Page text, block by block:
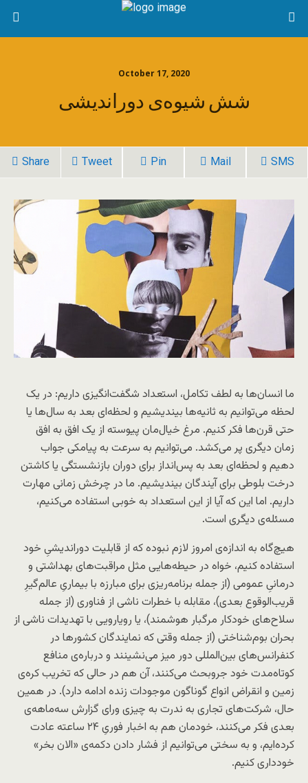
October 17, 2020
شش شیوه‌ی دوراندیشی
Share Tweet Pin Mail SMS
ما انسان‌ها به لطف تکامل، استعداد شگفت‌انگیزی داریم: در یک
لحظه می‌توانیم به ثانیه‌ها بیندیشیم و لحظه‌ای بعد به سال‌ها یا
حتی قرن‌ها فکر کنیم. مرغ خیال‌مان پیوسته از یک افق به افق
زمان دیگری پر می‌کشد. می‌توانیم به سرعت به پیامکی جواب
دهیم و لحظه‌ای بعد به پس‌انداز برای دوران بازنشستگی یا کاشتن
درخت بلوطی برای آیندگان بیندیشیم. ما در چرخش زمانی مهارت
داریم. اما این که آیا از این استعداد به خوبی استفاده می‌کنیم،
مسئله‌ی دیگری است.
هیچ‌گاه به اندازه‌ی امروز لازم نبوده که از قابلیت دوراندیشیِ خود
استفاده کنیم، خواه در حیطه‌هایی مثل مراقبت‌های بهداشتی و
درمانیِ عمومی (از جمله برنامه‌ریزی برای مبارزه با بیماریِ عالم‌گیرِ
قریب‌الوقوع بعدی)، مقابله با خطرات ناشی از فناوری (از جمله
سلاح‌های خودکار مرگبار هوشمند)، یا رویارویی با تهدیدات ناشی از
بحران بوم‌شناختی (از جمله وقتی که نمایندگان کشورها در
کنفرانس‌های بین‌المللی دور میز می‌نشینند و درباره‌ی منافع
کوتاه‌مدت خود جروبحث می‌کنند، آن هم در حالی که تخریب کره‌ی
زمین و انقراض انواع گوناگون موجودات زنده ادامه دارد). در همین
حال، شرکت‌های تجاری به ندرت به چیزی ورای گزارش سه‌ماهه‌ی
بعدی فکر می‌کنند، خودمان هم به اخبار فوریِ ۲۴ ساعته عادت
کرده‌ایم، و به سختی می‌توانیم از فشار دادن دکمه‌ی «الان بخر»
خودداری کنیم.